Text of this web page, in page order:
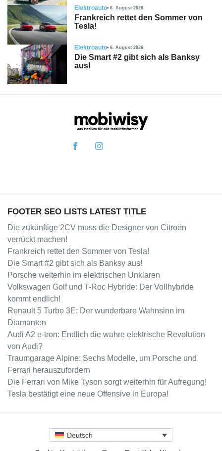
Elektroauto 6. August 2026
Frankreich rettet den Sommer von
Tesla!
Elektroauto 6. August 2026
Die Smart #2 gibt sich als Banksy
aus!
FOOTER SEO LISTS LATEST TITLE
Die zukünftige 2CV muss die Designer von Citroën
verrückt machen!
Frankreich rettet den Sommer von Tesla!
Die Smart #2 gibt sich als Banksy aus!
Porsche weiterhin im elektrischen Unklaren
Volkswagen Golf und T-Roc Hybride: Der Vollhybride
kommt endlich!
Renault 5 Turbo 3E: Der wunderbare Wahnsinn im
Diamanten
Audi A2 e-tron: Endlich die wahre elektrische Revolution
von Audi?
Traumgarage Alpine: Sechs Modelle, um Porsche und
Ferrari herauszufordern
Die Ferrari von Mike Tyson sorgt weiterhin für Aufregung!
Tesla bestätigt eine neue Offensive in Europa!
Deutsch